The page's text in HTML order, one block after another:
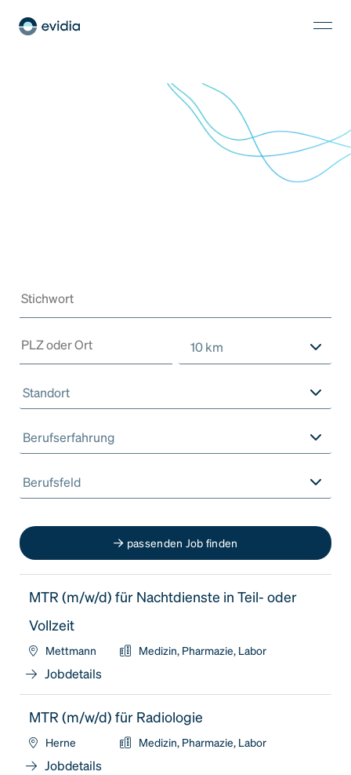
10 km
Standort
Berufserfahrung
Berufsfeld
passenden Job finden
MTR (m/w/d) für Nachtdienste in Teil- oder
Vollzeit
Mettmann Medizin, Pharmazie, Labor
Jobdetails
MTR (m/w/d) für Radiologie
Herne Medizin, Pharmazie, Labor
Jobdetails